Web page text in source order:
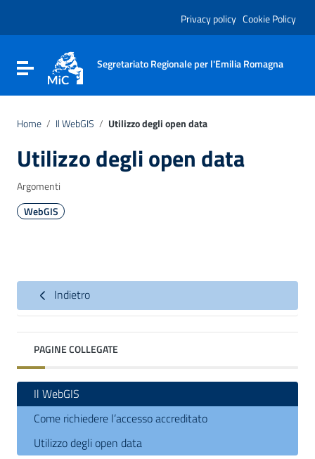
Vai al footer
Privacy policy Cookie Policy
Attiva / disattiva la navigazione
Segretariato Regionale per l'Emilia Romagna
Home / Il WebGIS / Utilizzo degli open data
Utilizzo degli open data
Argomenti
WebGIS
Indietro
PAGINE COLLEGATE
Il WebGIS
Come richiedere l’accesso accreditato
Utilizzo degli open data